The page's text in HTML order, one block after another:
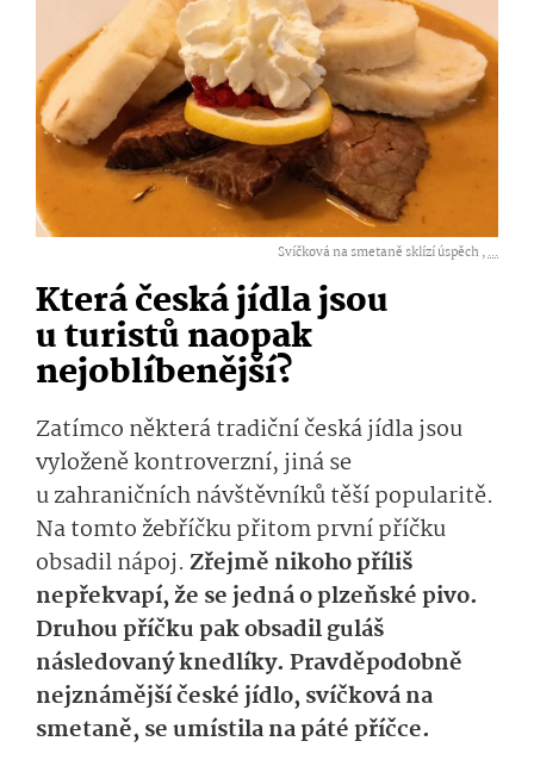
Svíčková na smetaně sklízí úspěch ,...
Která česká jídla jsou
u turistů naopak
nejoblíbenější?
Zatímco některá tradiční česká jídla jsou
vyloženě kontroverzní, jiná se
u zahraničních návštěvníků těší popularitě.
Na tomto žebříčku přitom první příčku
obsadil nápoj. Zřejmě nikoho příliš
nepřekvapí, že se jedná o plzeňské pivo.
Druhou příčku pak obsadil guláš
následovaný knedlíky. Pravděpodobně
nejznámější české jídlo, svíčková na
smetaně, se umístila na páté příčce.